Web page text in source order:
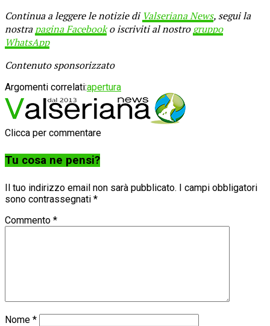
Continua a leggere le notizie di Valseriana News, segui la
nostrapagina Facebooko iscriviti al nostrogruppo
WhatsApp
Contenuto sponsorizzato
Argomenti correlati:apertura
Clicca per commentare
Tu cosa ne pensi?
Il tuo indirizzo email non sarà pubblicato. I campi obbligatori
sono contrassegnati *
Commento *
Nome *